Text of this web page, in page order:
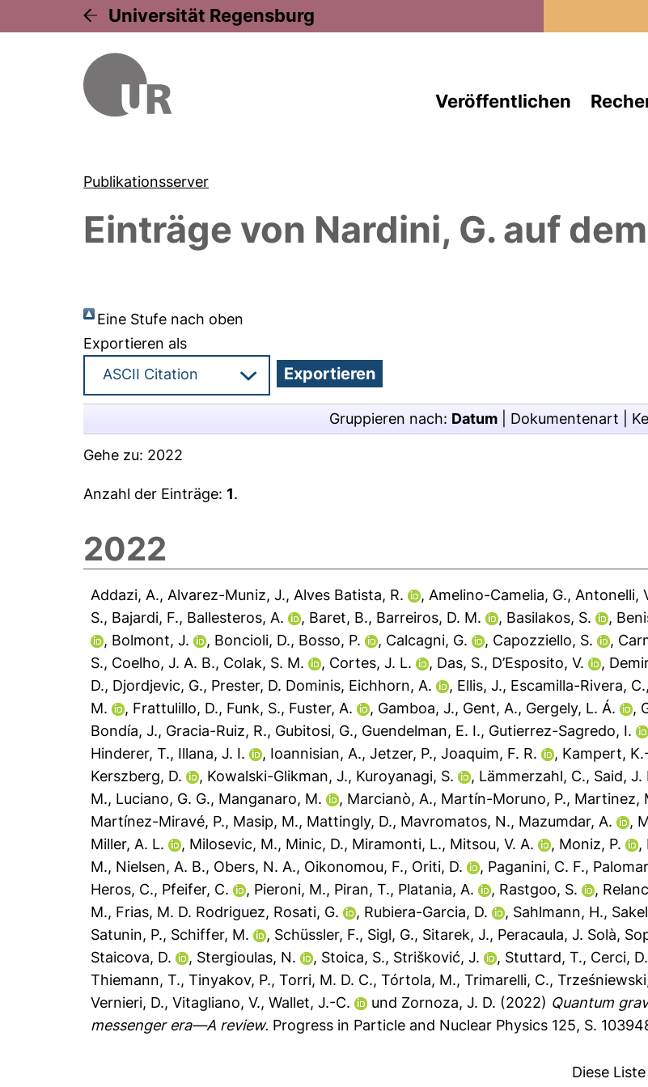
Universität Regensburg
Veröffentlichen
Publikationsserver
Einträge von Nardini, G. auf
Eine Stufe nach oben
Exportieren als
Gruppieren nach: Datum Dokumentenart
Gehe zu: 2022
Anzahl der Einträge:1.
2022
Addazi, A., Alvarez-Muniz, J., Alves Batista, R. , Amelino-Camelia, G., Antonelli,
S., Bajardi, F., Ballesteros, A. , Baret, B., Barreiros, D. M. , Basilakos, S. ,
, Bolmont, J. , Boncioli, D., Bosso, P. , Calcagni, G. , Capozziello, S. ,
S., Coelho, J. A. B., Colak, S. M. , Cortes, J. L. , Das, S., D’Esposito, V. ,
D., Djordjevic, G., Prester, D. Dominis, Eichhorn, A. , Ellis, J., Escamilla-Rivera, C.,
M.
, Frattulillo, D., Funk, S., Fuster, A. , Gamboa, J., Gent, A., Gergely, L. Á. ,
Bondía, J., Gracia-Ruiz, R., Gubitosi, G., Guendelman, E. I., Gutierrez-Sagredo, I.
Hinderer, T., Illana, J. I. , Ioannisian, A.,Jetzer, P.,Joaquim, F. R. , Kampert,
Kerszberg, D.
, Kowalski-Glikman, J., Kuroyanagi, S. , Lämmerzahl, C., Said, J.
M., Luciano, G. G., Manganaro, M. , Marcianò, A., Martín-Moruno, P., Martinez,
Martínez-Miravé, P., Masip, M., Mattingly, D., Mavromatos, N., Mazumdar, A. ,
Miller, A. L.
, Milosevic, M., Minic, D., Miramonti, L., Mitsou, V. A. , Moniz, P. ,
M., Nielsen, A. B., Obers, N. A., Oikonomou, F., Oriti, D. , Paganini, C. F.,
Heros, C., Pfeifer, C. , Pieroni, M., Piran, T., Platania, A. , Rastgoo, S. ,
M., Frias, M. D. Rodriguez, Rosati, G. , Rubiera-Garcia, D. , Sahlmann, H.,
Satunin, P., Schiffer, M. , Schüssler, F., Sigl, G., Sitarek, J., Peracaula, J. Solà,
Staicova, D.
, Stergioulas, N. , Stoica, S., Strišković, J. , Stuttard, T., Cerci,
Thiemann, T.,Tinyakov, P.,Torri, M. D. C.,Tórtola, M.,Trimarelli, C.,
Vernieri, D.,Vitagliano, V.,Wallet, J.-C. und Zornoza, J. D. (2022) Quantum
messenger era—A review. Progress in Particle and Nuclear Physics 125, S.
Diese